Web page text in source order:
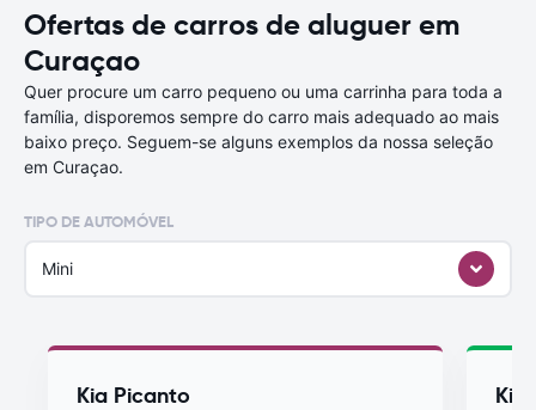
Ofertas de carros de aluguer em
Curaçao
Quer procure um carro pequeno ou uma carrinha para toda a
família, disporemos sempre do carro mais adequado ao mais
baixo preço. Seguem-se alguns exemplos da nossa seleção
em Curaçao.
TIPO DE AUTOMÓVEL
Mini
Kia Picanto Kia